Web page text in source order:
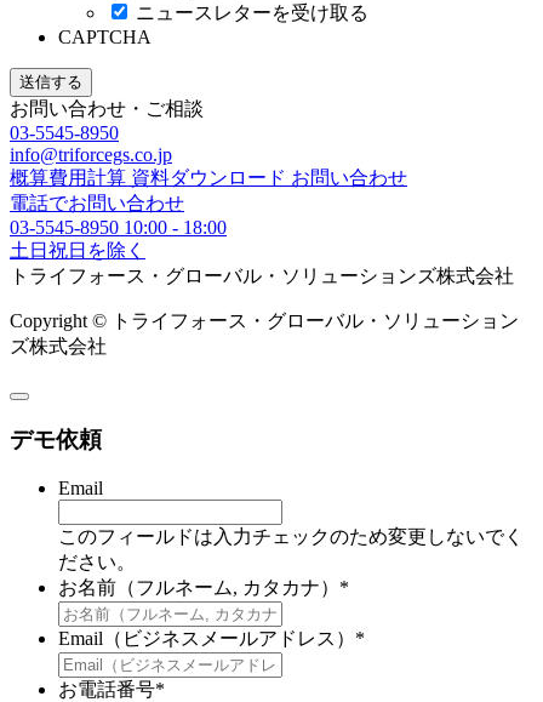
ニュースレターを受け取る
CAPTCHA
お問い合わせ・ご相談
03-5545-8950
info@triforcegs.co.jp
概算費用計算 資料ダウンロード お問い合わせ
電話でお問い合わせ
03-5545-8950 10:00 - 18:00
土日祝日を除く
トライフォース・グローバル・ソリューションズ株式会社
Copyright © トライフォース・グローバル・ソリューション
ズ株式会社
デモ依頼
Email
このフィールドは入力チェックのため変更しないでく
ださい。
お名前（フルネーム, カタカナ） *
Email（ビジネスメールアドレス） *
お電話番号*